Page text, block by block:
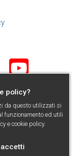
Youtube
policy?
da questo utilizzati si
funzionamento ed utili
e cookie policy.